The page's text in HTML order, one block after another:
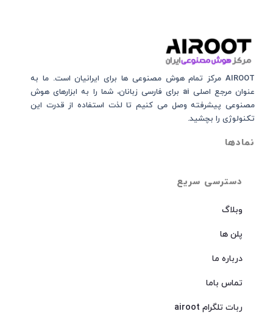
دسترسی سریع
وبلاگ
پلن ها
درباره ما
تماس باما
ربات تلگرام airoot
AIROOT مرکز تمام هوش مصنوعی‌‌‌ ها برای ایرانیان است. ما به
عنوان مرجع اصلی ai برای فارسی زبانان، شما را به ابزارهای هوش
مصنوعی پیشرفته وصل می کنیم تا لذت استفاده از قدرت این
تکنولوژی را بچشید.
نمادها